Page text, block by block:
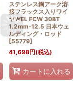
ステンレス鋼アーク溶
接フラックス入りワイ
ヤWEL FCW 308T
1.2mm-12.5 日本ウェ
ルディング・ロッド
[55779]
41,698円(税込)
カートに入れる